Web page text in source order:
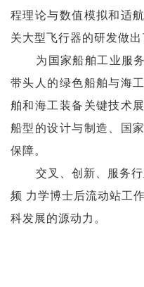
程理论与数值模拟和适
关大型飞行器的研发做出
为国家船舶工业服务
带头人的绿色船舶与海
舶和海工装备关键技术
船型的设计与制造、国
保障。
交叉、创新、服务行
频 力学博士后流动站工
科发展的源动力。